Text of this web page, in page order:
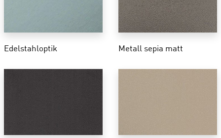
Edelstahloptik Metall sepia matt